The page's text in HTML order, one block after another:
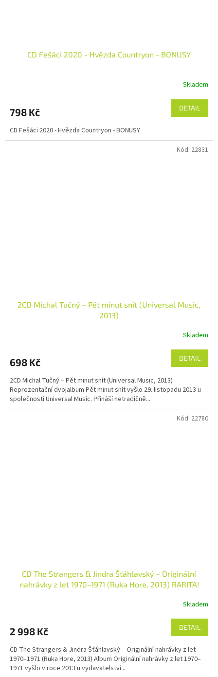
CD Fešáci 2020 - Hvězda Countryon - BONUSY
Skladem
798 Kč DETAIL
CD Fešáci 2020 - Hvězda Countryon - BONUSY
2CD Michal Tučný – Pět minut snít (Universal Music,
2013)
Skladem
698 Kč DETAIL
2CD Michal Tučný – Pět minut snít (Universal Music, 2013)
Reprezentační dvojalbum Pět minut snít vyšlo 29. listopadu 2013 u
společnosti Universal Music. Přináší netradičně...
Kód: 22831
CD The Strangers & Jindra Šťáhlavský – Originální
nahrávky z let 1970–1971 (Ruka Hore, 2013) RARITA!
Skladem
2 998 Kč DETAIL
CD The Strangers & Jindra Šťáhlavský – Originální nahrávky z let
1970–1971 (Ruka Hore, 2013) Album Originální nahrávky z let 1970–
1971 vyšlo v roce 2013 u vydavatelství...
Kód: 22780